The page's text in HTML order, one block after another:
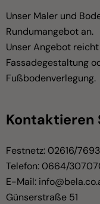
Unser Maler und
Rundumangebot an.
Unser Angebot
Fassadegestaltung
Fußbodenverlegung.
Kontaktieren
Festnetz: 02616/7693
Telefon: 0664/
E-Mail:
Günserstraße 51